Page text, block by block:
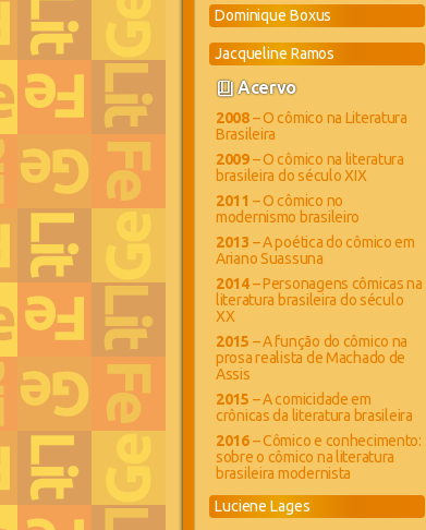
Dominique Boxus
Jacqueline Ramos
book_4Acervo
2008– O cômico na Literatura
Brasileira
2009– O cômico na literatura
brasileira do século XIX
2011 – O cômico no
modernismo brasileiro
2013 – A poética do cômico em
Ariano Suassuna
2014– Personagens cômicas na
literatura brasileira do século
XX
2015 – A função do cômico na
prosa realista de Machado de
Assis
2015 – A comicidade em
crônicas da literatura brasileira
2016– Cômico e conhecimento:
sobre o cômico na literatura
brasileira modernista
Luciene Lages